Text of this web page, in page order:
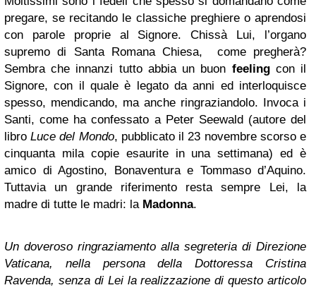
pregare, se recitando le classiche preghiere o aprendosi
con parole proprie al Signore. Chissà Lui, l’organo
supremo di Santa Romana Chiesa, come pregherà?
Sembra che innanzi tutto abbia un buon feelingcon il
Signore, con il quale è legato da anni ed interloquisce
spesso, mendicando, ma anche ringraziandolo. Invoca i
Santi, come ha confessato a Peter Seewald (autore del
libroLuce del Mondo, pubblicato il 23 novembre scorso e
cinquanta mila copie esaurite in una settimana) ed è
amico di Agostino, Bonaventura e Tommaso d’Aquino.
Tuttavia un grande riferimento resta sempre Lei, la
madre di tutte le madri: la Madonna.
Un doveroso ringraziamento alla segreteria di Direzione
Vaticana, nella persona della Dottoressa Cristina
Ravenda, senza di Lei la realizzazione di questo articolo